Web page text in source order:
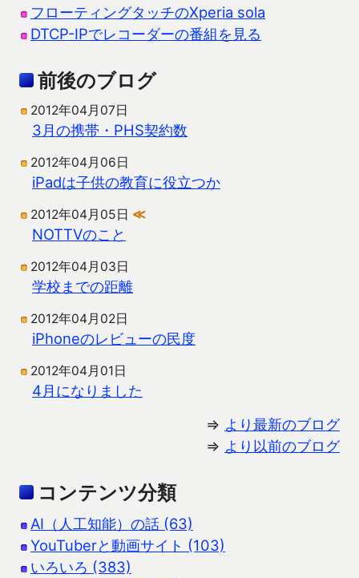
フローティングタッチのXperia sola
DTCP-IPでレコーダーの番組を見る
前後のブログ
2012年04月07日
3月の携帯・PHS契約数
2012年04月06日
iPadは子供の教育に役立つか
2012年04月05日 ≪
NOTTVのこと
2012年04月03日
学校までの距離
2012年04月02日
iPhoneのレビューの民度
2012年04月01日
4月になりました
⇒ より最新のブログ
⇒ より以前のブログ
コンテンツ分類
AI（人工知能）の話 (63)
YouTuberと動画サイト (103)
いろいろ (383)